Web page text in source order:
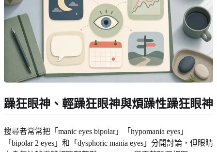
躁狂眼神、輕躁狂眼神與煩躁性躁狂眼神
搜尋者常常把「manic eyes bipolar」「hypomania eyes」
「bipolar 2 eyes」和「dysphoric mania eyes」分開討論，但眼睛